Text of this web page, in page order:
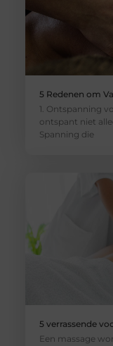
5 Redenen om
1. Ontspanning
ontspant niet
Spanning die
5 verrassende
Een massage